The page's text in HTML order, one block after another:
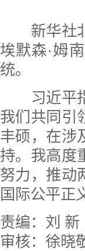
新华社北
埃默森·姆
统。
习近平指
我们共同引
丰硕，在涉
持。我高度
努力，推动
国际公平正
责编：刘 新
审核：徐晓